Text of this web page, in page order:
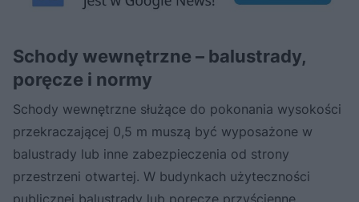
Schody wewnętrzne – balustrady,
poręcze i normy
Schody wewnętrzne służące do pokonania wysokości
przekraczającej 0,5 m muszą być wyposażone w
balustrady lub inne zabezpieczenia od strony
przestrzeni otwartej. W budynkach użyteczności